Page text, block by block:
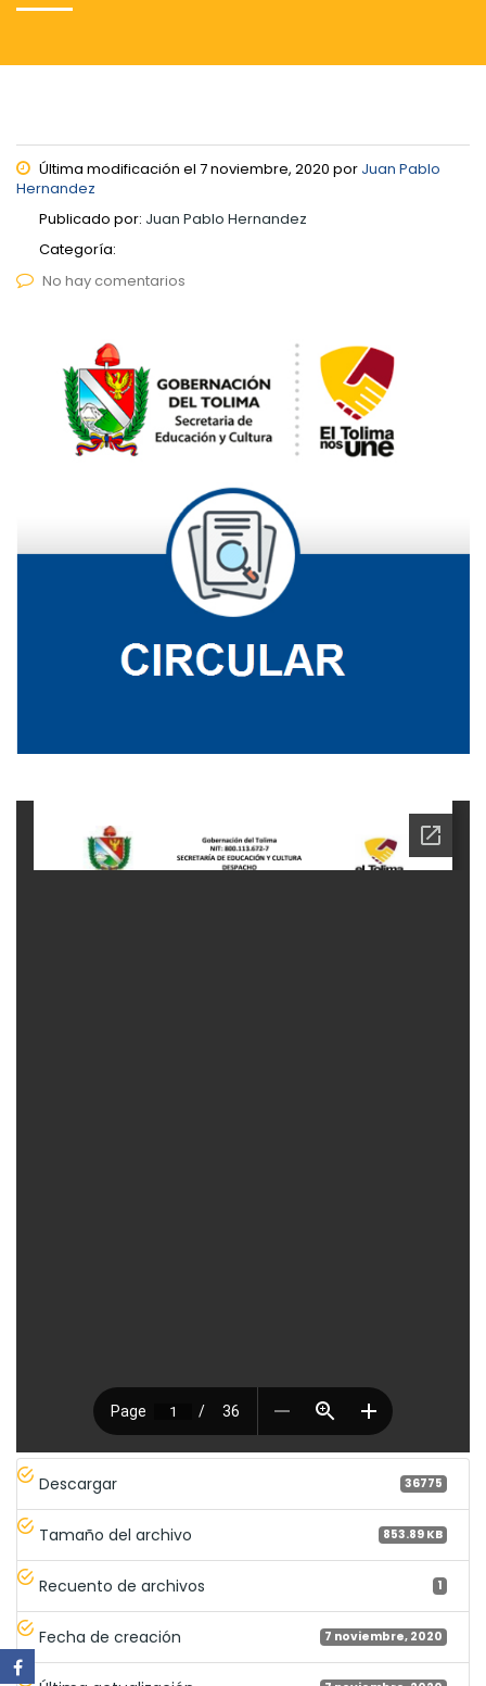
Última modificación el 7 noviembre, 2020 por Juan Pablo
Hernandez
Publicado por: Juan Pablo Hernandez
Categoría:
No hay comentarios
Descargar 36775
Tamaño del archivo 853.89 KB
Recuento de archivos 1
Fecha de creación 7 noviembre, 2020